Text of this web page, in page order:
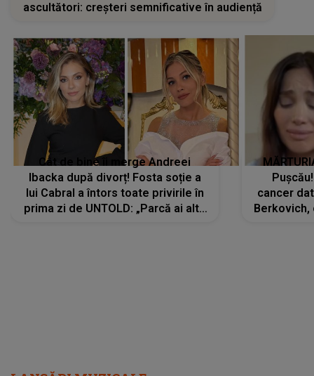
ascultători: creșteri semnificative în audiență
Cât de bine îi merge Andreei
Ibacka după divorț! Fosta soție a
lui Cabral a întors toate privirile în
prima zi de UNTOLD: „Parcă ai altă
cancer